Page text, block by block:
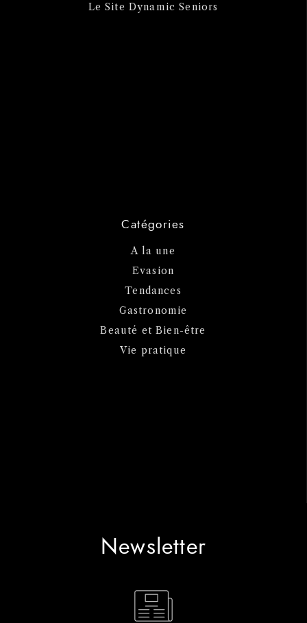
Le Site Dynamic Seniors
Catégories
A la une
Evasion
Tendances
Gastronomie
Beauté et Bien-être
Vie pratique
Newsletter